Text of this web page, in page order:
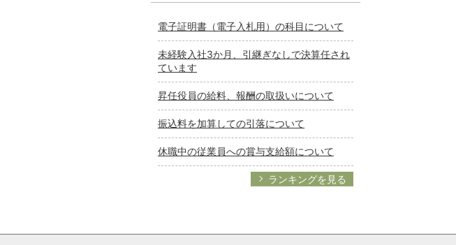
電子証明書（電子入札用）の科目について
未経験入社3か月、引継ぎなしで決算任され
ています
昇任役員の給料、報酬の取扱いについて
振込料を加算しての引落について
休職中の従業員への賞与支給額について
ランキングを見る